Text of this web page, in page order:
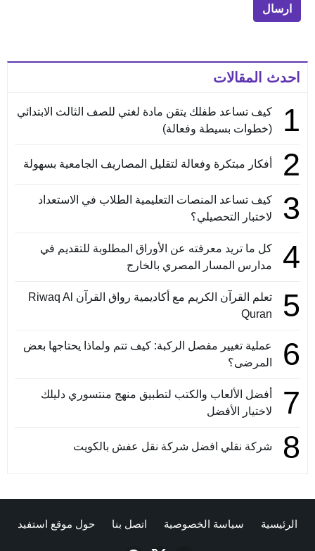
احدث المقالات
1
كيف تساعد طفلك يتقن مادة لغتي للصف الثالث الابتدائي
(خطوات بسيطة وفعالة)
2 أفكار مبتكرة وفعالة لتقليل المصاريف الجامعية بسهولة
3
كيف تساعد المنصات التعليمية الطلاب في الاستعداد
لاختبار التحصيلي؟
4
كل ما تريد معرفته عن الأوراق المطلوبة للتقديم في
مدارس المسار المصري بالخارج
5
تعلم القرآن الكريم مع أكاديمية رواق القرآن Riwaq Al
Quran
6
عملية تغيير مفصل الركبة: كيف تتم ولماذا يحتاجها بعض
المرضى؟
7
أفضل الألعاب والكتب لتطبيق منهج منتسوري دليلك
لاختيار الأفضل
8 شركة نقلي افضل شركة نقل عفش بالكويت
الرئيسية سياسة الخصوصية اتصل بنا حول موقع استفيد